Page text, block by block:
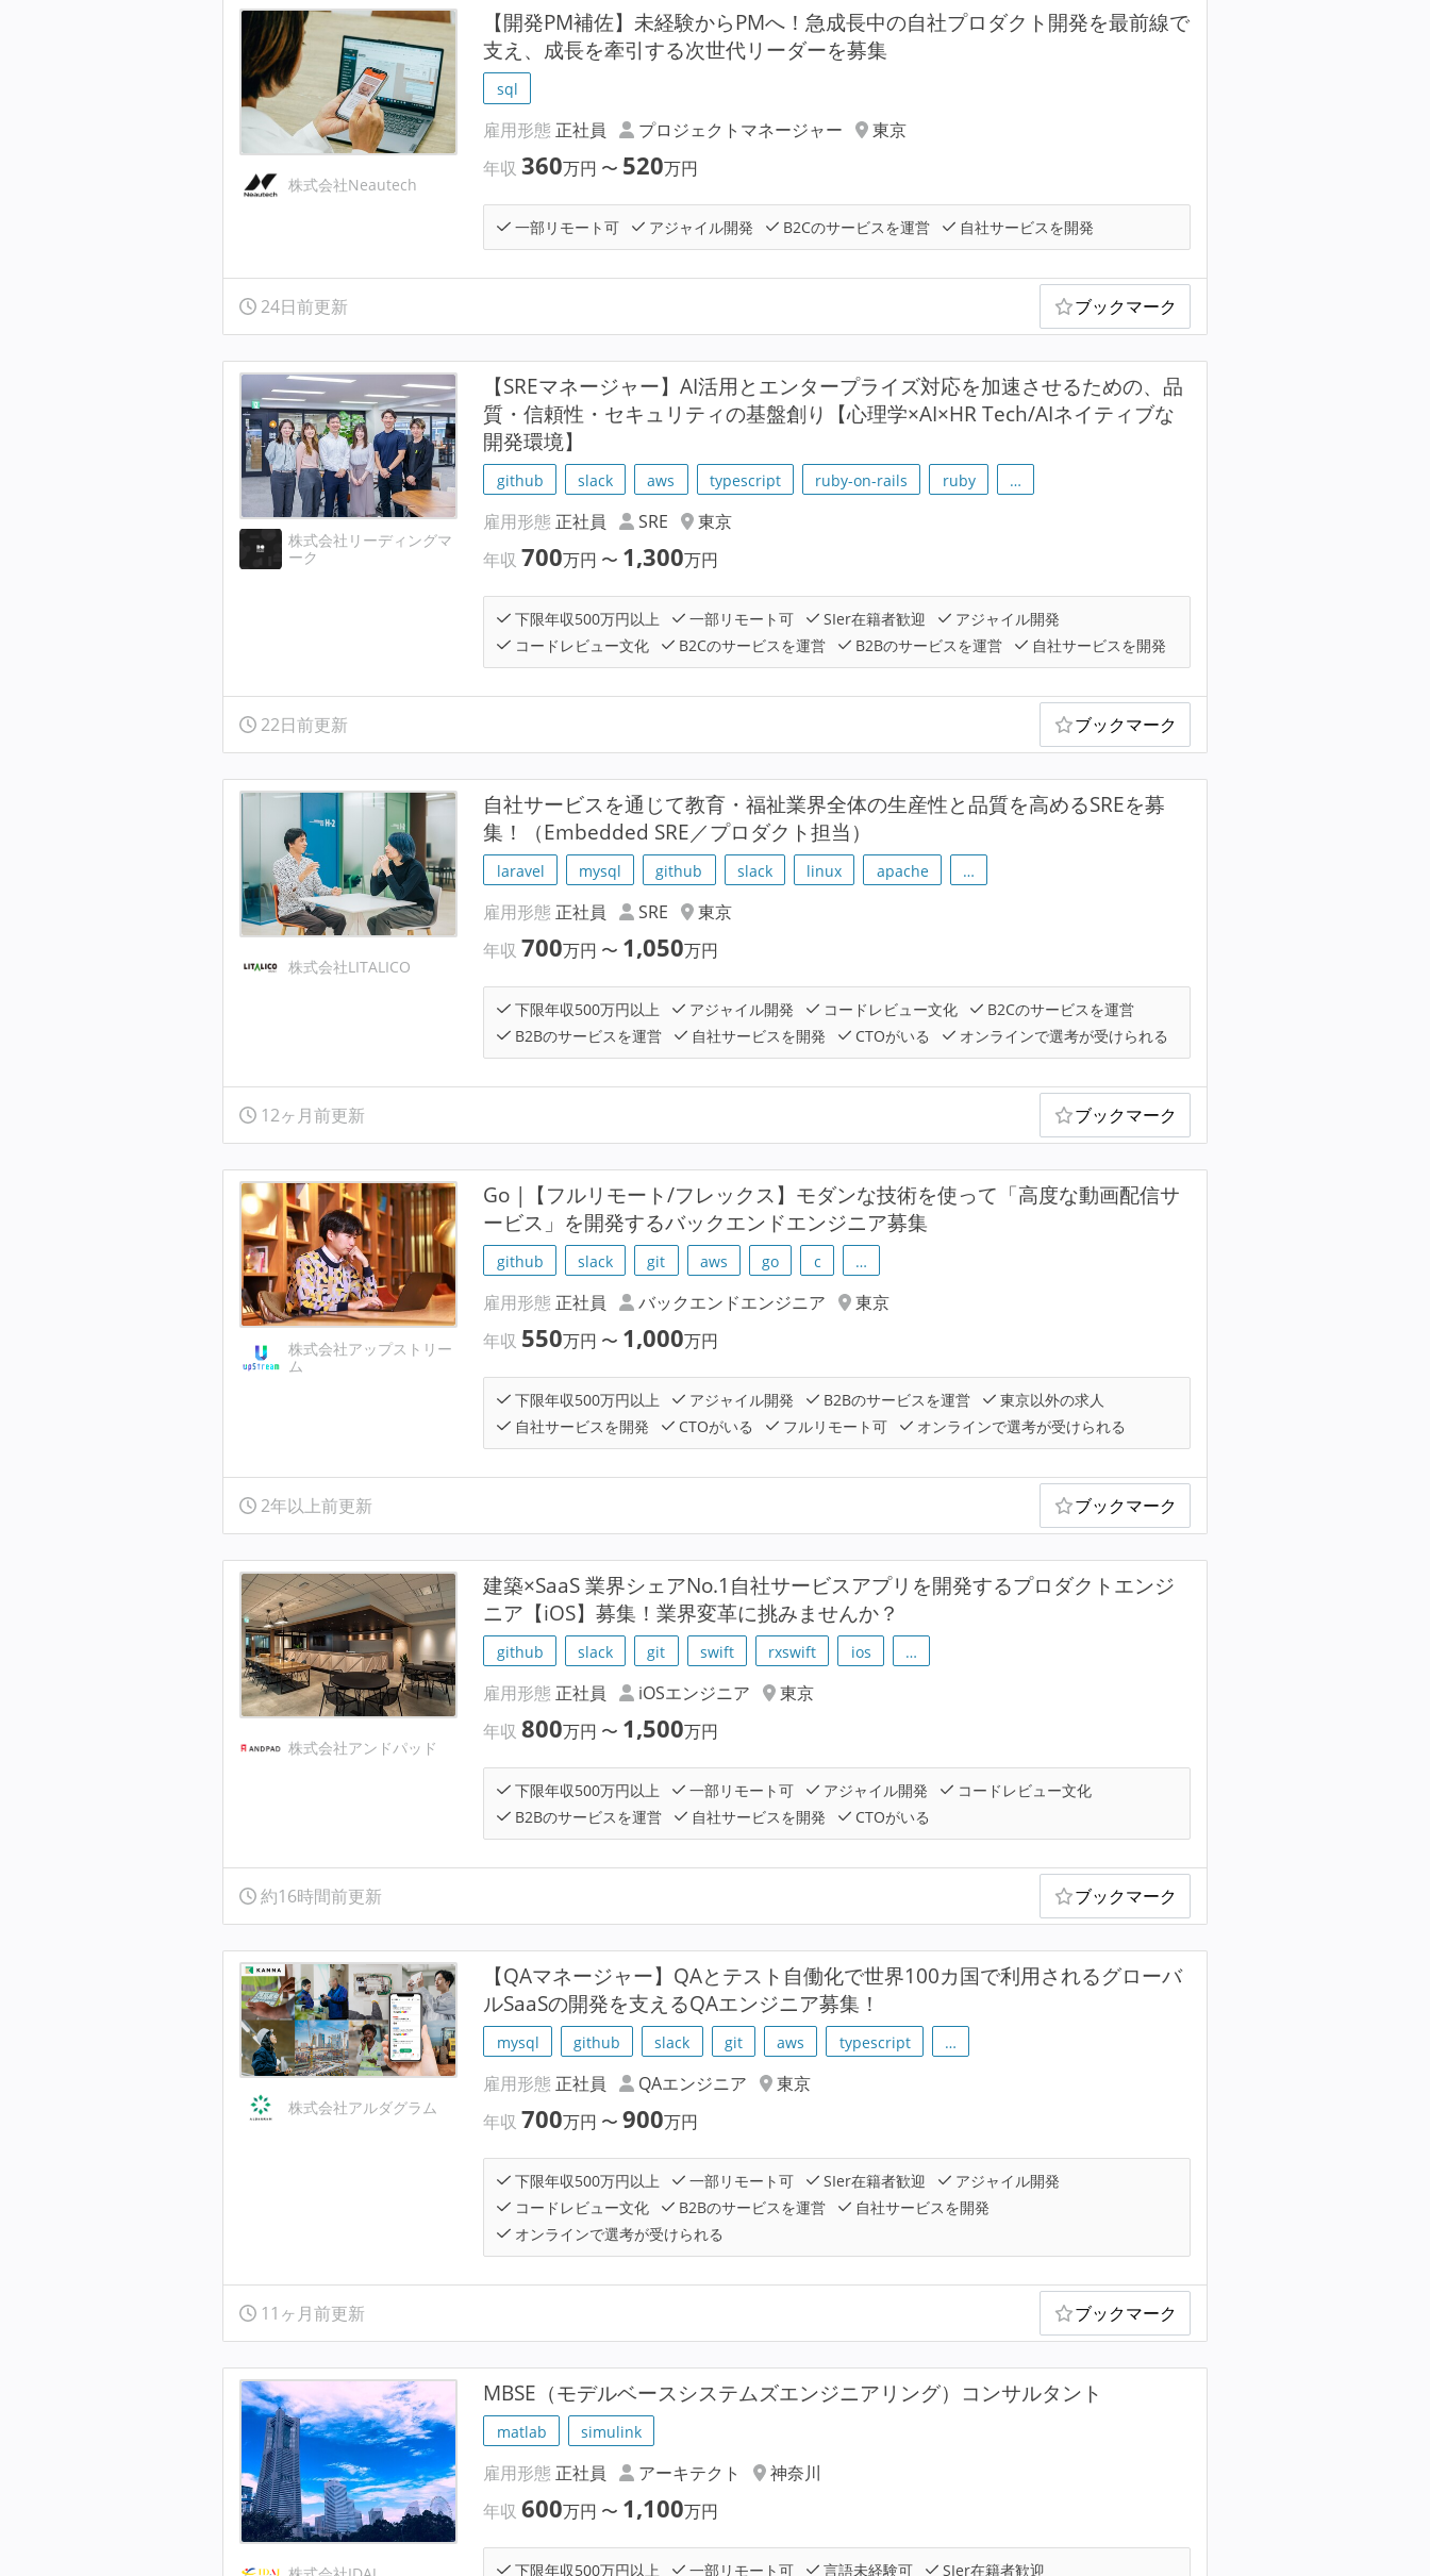
株式会社Neautech
【開発PM補佐】未経験からPMへ！急成長中の自社プロダクト開発を最前線で
支え、成長を牽引する次世代リーダーを募集
sql
雇用形態 正社員 プロジェクトマネージャー
東京
年収360万円 〜 520万円
一部リモート可 アジャイル開発 B2Cのサービスを運営 自社サービスを開発
24日前更新 ブックマーク
株式会社リーディングマ
ーク
【SREマネージャー】AI活用とエンタープライズ対応を加速させるための、品
質・信頼性・セキュリティの基盤創り【心理学×AI×HR Tech/AIネイティブな
開発環境】
github slack aws typescript ruby-on-rails ruby …
雇用形態 正社員 SRE
東京
年収700万円 〜 1,300万円
下限年収500万円以上 一部リモート可 SIer在籍者歓迎
アジャイル開発
コードレビュー文化
B2Cのサービスを運営 B2Bのサービスを運営 自社サービスを開発
22日前更新 ブックマーク
株式会社LITALICO
自社サービスを通じて教育・福祉業界全体の生産性と品質を高めるSREを募
集！（Embedded SRE／プロダクト担当）
laravel mysql github slack linux apache …
雇用形態 正社員 SRE
東京
年収700万円 〜 1,050万円
下限年収500万円以上 アジャイル開発 コードレビュー文化
B2Cのサービスを運営
B2Bのサービスを運営
自社サービスを開発 CTOがいる オンラインで選考が受けられる
12ヶ月前更新 ブックマーク
株式会社アップストリー
ム
Go |【フルリモート/フレックス】モダンな技術を使って「高度な動画配信サ
ービス」を開発するバックエンドエンジニア募集
github slack git aws go c …
雇用形態 正社員 バックエンドエンジニア
東京
年収 550万円 〜 1,000万円
下限年収500万円以上 アジャイル開発 B2Bのサービスを運営
東京以外の求人
自社サービスを開発
CTOがいる フルリモート可 オンラインで選考が受けられる
2年以上前更新 ブックマーク
株式会社アンドパッド
建築×SaaS 業界シェアNo.1自社サービスアプリを開発するプロダクトエンジ
ニア【iOS】募集！業界変革に挑みませんか？
github slack git swift rxswift ios …
雇用形態 正社員 iOSエンジニア
東京
年収800万円 〜 1,500万円
下限年収500万円以上 一部リモート可 アジャイル開発
コードレビュー文化
B2Bのサービスを運営
自社サービスを開発 CTOがいる
約16時間前更新 ブックマーク
株式会社アルダグラム
【QAマネージャー】QAとテスト自働化で世界100カ国で利用されるグローバ
ルSaaSの開発を支えるQAエンジニア募集！
mysql github slack git aws typescript …
雇用形態 正社員 QAエンジニア
東京
年収700万円 〜900万円
下限年収500万円以上 一部リモート可 SIer在籍者歓迎
アジャイル開発
コードレビュー文化
B2Bのサービスを運営
自社サービスを開発
オンラインで選考が受けられる
11ヶ月前更新 ブックマーク
MBSE（モデルベースシステムズエンジニアリング）コンサルタント
matlab simulink
雇用形態 正社員 アーキテクト
神奈川
年収600万円 〜 1,100万円
下限年収500万円以上 一部リモート可 言語未経験可 SIer在籍者歓迎